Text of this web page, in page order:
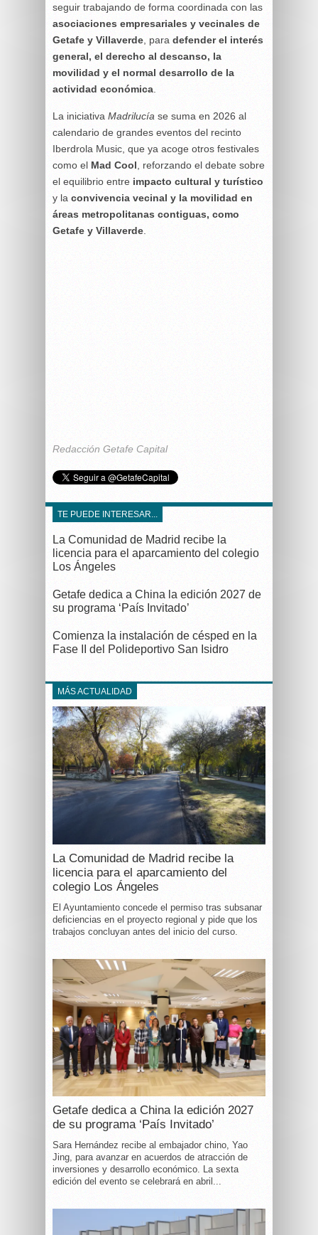
seguir trabajando de forma coordinada con las
asociaciones empresariales y vecinales de
Getafe y Villaverde , para defender el interés
general, el derecho al descanso, la
movilidad y el normal desarrollo de la
actividad económica
La iniciativa Madrilucía se suma en 2026 al
calendario de grandes eventos del recinto
Iberdrola Music, que ya acoge otros festivales
como el Mad Cool , reforzando el debate sobre
el equilibrio entre impacto cultural y turístico
y la convivencia vecinal y la movilidad en
áreas metropolitanas contiguas, como
Getafe y Villaverde
Redacción Getafe Capital
TE PUEDE INTERESAR...
La Comunidad de Madrid recibe la
licencia para el aparcamiento del colegio
Los Ángeles
Getafe dedica a China la edición 2027 de
su programa ‘País Invitado’
Comienza la instalación de césped en la
Fase II del Polideportivo San Isidro
MÁS ACTUALIDAD
La Comunidad de Madrid recibe la
licencia para el aparcamiento del
colegio Los Ángeles
El Ayuntamiento concede el permiso tras subsanar
deficiencias en el proyecto regional y pide que los
trabajos concluyan antes del inicio del curso.
Getafe dedica a China la edición 2027
de su programa ‘País Invitado’
Sara Hernández recibe al embajador chino, Yao
Jing, para avanzar en acuerdos de atracción de
inversiones y desarrollo económico. La sexta
edición del evento se celebrará en abril...